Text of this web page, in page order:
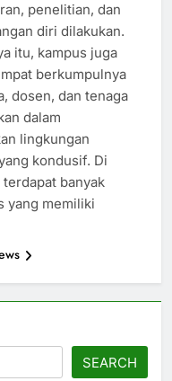
penelitian, dan
diri dilakukan.
itu, kampus juga
berkumpulnya
dosen, dan tenaga
dalam
lingkungan
kondusif. Di
banyak
yang memiliki
SEARCH